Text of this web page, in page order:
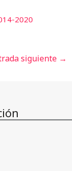
2020
siguiente →